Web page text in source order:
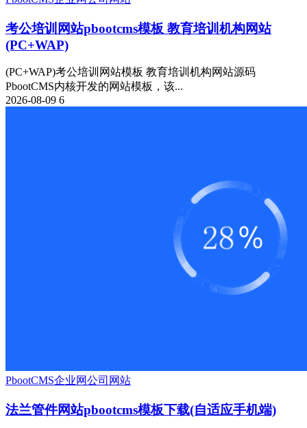
考公培训网站pbootcms模板 教育培训机构网站
(PC+WAP)
(PC+WAP)考公培训网站模板 教育培训机构网站源码
PbootCMS内核开发的网站模板，该...
2026-08-09 6
PbootCMS企业网公司网站
法兰管件网站pbootcms模板下载(自适应手机端)